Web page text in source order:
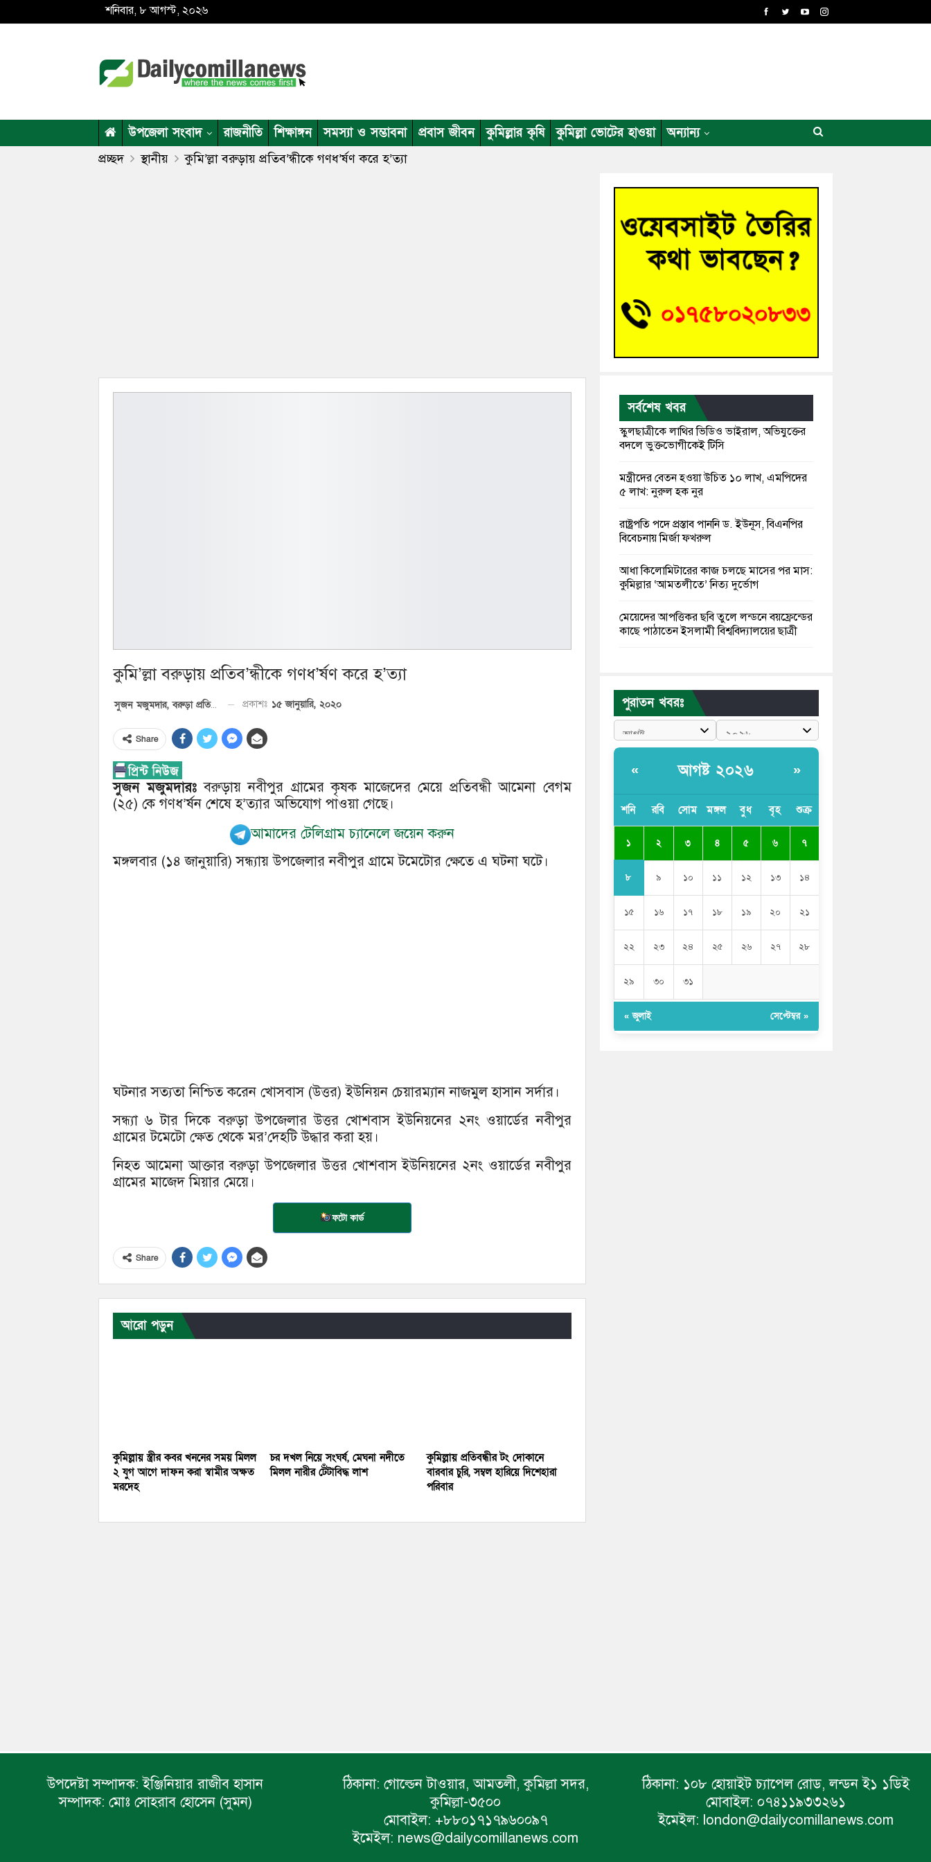
শনিবার, ৮ আগস্ট, ২০২৬
উপজেলা সংবাদ রাজনীতি শিক্ষাঙ্গন সমস্যা ও সম্ভাবনা প্রবাস জীবন কুমিল্লার কৃষি কুমিল্লা ভোটের হাওয়া অন্যান্য
প্রচ্ছদ স্থানীয় কুমি’ল্লা বরুড়ায় প্রতিব’ন্ধীকে গণধ’র্ষণ করে হ’ত্যা
কুমি’ল্লা বরুড়ায় প্রতিব’ন্ধীকে গণধ’র্ষণ করে হ’ত্যা
সুজন মজুমদার, বরুড়া প্রতিনিধি প্রকাশঃ ১৫ জানুয়ারি, ২০২০
Share
সুজন মজুমদারঃ বরুড়ায় নবীপুর গ্রামের কৃষক মাজেদের মেয়ে প্রতিবন্ধী আমেনা বেগম
(২৫) কে গণধ’র্ষন শেষে হ’ত্যার অভিযোগ পাওয়া গেছে।
আমাদের টেলিগ্রাম চ্যানেলে জয়েন করুন
মঙ্গলবার (১৪ জানুয়ারি) সন্ধ্যায় উপজেলার নবীপুর গ্রামে টমেটোর ক্ষেতে এ ঘটনা ঘটে।
ঘটনার সত্যতা নিশ্চিত করেন খোসবাস (উত্তর) ইউনিয়ন চেয়ারম্যান নাজমুল হাসান সর্দার।
সন্ধ্যা ৬ টার দিকে বরুড়া উপজেলার উত্তর খোশবাস ইউনিয়নের ২নং ওয়ার্ডের নবীপুর
গ্রামের টমেটো ক্ষেত থেকে মর’দেহটি উদ্ধার করা হয়।
নিহত আমেনা আক্তার বরুড়া উপজেলার উত্তর খোশবাস ইউনিয়নের ২নং ওয়ার্ডের নবীপুর
গ্রামের মাজেদ মিয়ার মেয়ে।
ফটো কার্ড
Share
আরো পড়ুন
কুমিল্লায় স্ত্রীর কবর খননের সময় মিলল
২ যুগ আগে দাফন করা স্বামীর অক্ষত
মরদেহ
চর দখল নিয়ে সংঘর্ষ, মেঘনা নদীতে
মিলল নারীর টেঁটাবিদ্ধ লাশ
কুমিল্লায় প্রতিবন্ধীর টং দোকানে
বারবার চুরি, সম্বল হারিয়ে দিশেহারা
পরিবার
সর্বশেষ খবর
স্কুলছাত্রীকে লাথির ভিডিও ভাইরাল, অভিযুক্তের
বদলে ভুক্তভোগীকেই টিসি
মন্ত্রীদের বেতন হওয়া উচিত ১০ লাখ, এমপিদের
৫ লাখ: নুরুল হক নুর
রাষ্ট্রপতি পদে প্রস্তাব পাননি ড. ইউনূস, বিএনপির
বিবেচনায় মির্জা ফখরুল
আধা কিলোমিটারের কাজ চলছে মাসের পর মাস:
কুমিল্লার ‘আমতলীতে’ নিত্য দুর্ভোগ
মেয়েদের আপত্তিকর ছবি তুলে লন্ডনে বয়ফ্রেন্ডের
কাছে পাঠাতেন ইসলামী বিশ্ববিদ্যালয়ের ছাত্রী
পাঁচ দেশি মাছে মিলল মাইক্রোপ্লাস্টিক, সবচেয়ে
বেশি কই মাছে
দিলো সৌদি সরকার
ভারতের পূর্ব সীমান্তে এখন ‘আরেকটি পাকিস্তান’
গড়ে উঠেছে: সজীব ওয়াজেদ জয়
সাকিব আল হাসানের বাড়িতে আগুন, পেট্রলবোমা
বিস্ফোরণ
পুরাতন খবরঃ
« আগষ্ট ২০২৬ »
শনি রবি সোম মঙ্গল বুধ বৃহ শুক্র
১ ২ ৩ ৪ ৫ ৬ ৭
৮ ৯ ১০ ১১ ১২ ১৩ ১৪
১৫ ১৬ ১৭ ১৮ ১৯ ২০ ২১
২২ ২৩ ২৪ ২৫ ২৬ ২৭ ২৮
২৯ ৩০ ৩১
« জুলাই সেপ্টেম্বর »
উপদেষ্টা সম্পাদক: ইঞ্জিনিয়ার রাজীব হাসান
সম্পাদক: মোঃ সোহরাব হোসেন (সুমন)
ঠিকানা: গোল্ডেন টাওয়ার, আমতলী, কুমিল্লা সদর,
কুমিল্লা-৩৫০০
মোবাইল: +৮৮০১৭১৭৯৬০০৯৭
ইমেইল: news@dailycomillanews.com
ঠিকানা: ১০৮ হোয়াইট চ্যাপেল রোড, লন্ডন ই১ ১ডিই
মোবাইল: ০৭৪১১৯৩৩২৬১
ইমেইল: london@dailycomillanews.com